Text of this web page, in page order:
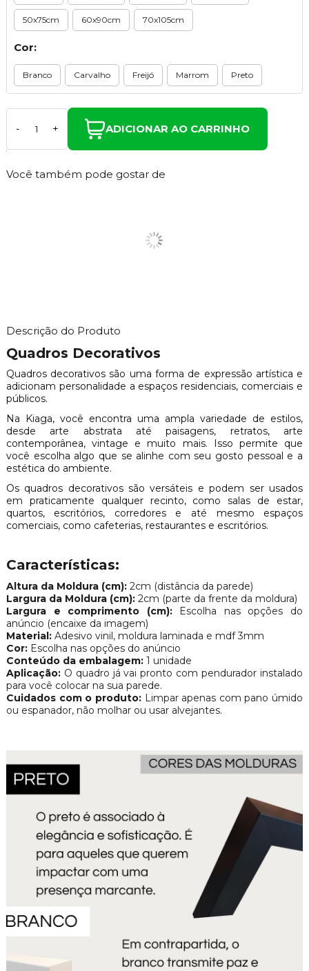
50x75cm 60x90cm 70x105cm
Cor:
Branco Carvalho Freijó Marrom Preto
- + ADICIONAR AO CARRINHO
Você também pode gostar de
Descrição do Produto
Quadros Decorativos
Quadros decorativos são uma forma de expressão artística e
adicionam personalidade a espaços residenciais, comerciais e
públicos.
Na Kiaga, você encontra uma ampla variedade de estilos,
desde arte abstrata até paisagens, retratos, arte
contemporânea, vintage e muito mais. Isso permite que
você escolha algo que se alinhe com seu gosto pessoal e a
estética do ambiente.
Os quadros decorativos são versáteis e podem ser usados
em praticamente qualquer recinto, como salas de estar,
quartos, escritórios, corredores e até mesmo espaços
comerciais, como cafeterias, restaurantes e escritórios.
Características:
Altura da Moldura (cm):2cm (distância da parede)
Largura da Moldura (cm):2cm (parte da frente da moldura)
Largura e comprimento (cm):Escolha nas opções do
anúncio (encaixe da imagem)
Material:Adesivo vinil, moldura laminada e mdf 3mm
Cor:Escolha nas opções do anúncio
Conteúdo da embalagem:1 unidade
Aplicação: O quadro já vai pronto com pendurador instalado
para você colocar na sua parede.
Cuidados com o produto: Limpar apenas com pano úmido
ou espanador, não molhar ou usar alvejantes.